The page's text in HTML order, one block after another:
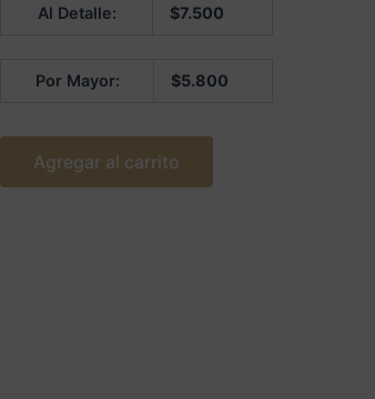
Al Detalle: $7.500
Por Mayor: $5.800
Agregar al carrito